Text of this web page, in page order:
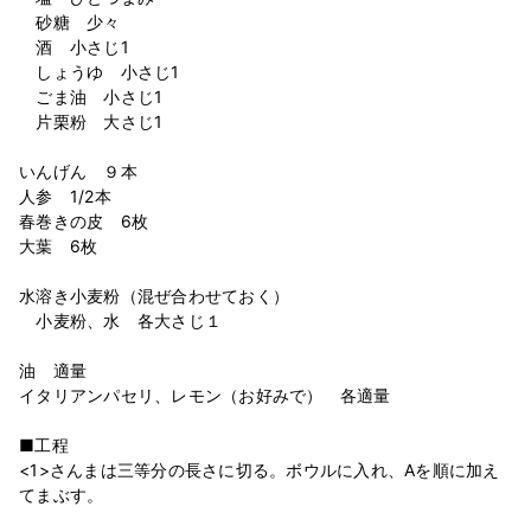
砂糖 少々
酒 小さじ1
しょうゆ 小さじ1
ごま油 小さじ1
片栗粉 大さじ1
いんげん ９本
人参 1/2本
春巻きの皮 6枚
大葉 6枚
水溶き小麦粉（混ぜ合わせておく）
小麦粉、水 各大さじ１
油 適量
イタリアンパセリ、レモン（お好みで） 各適量
■工程
<1>さんまは三等分の長さに切る。ボウルに入れ、Aを順に加え
てまぶす。